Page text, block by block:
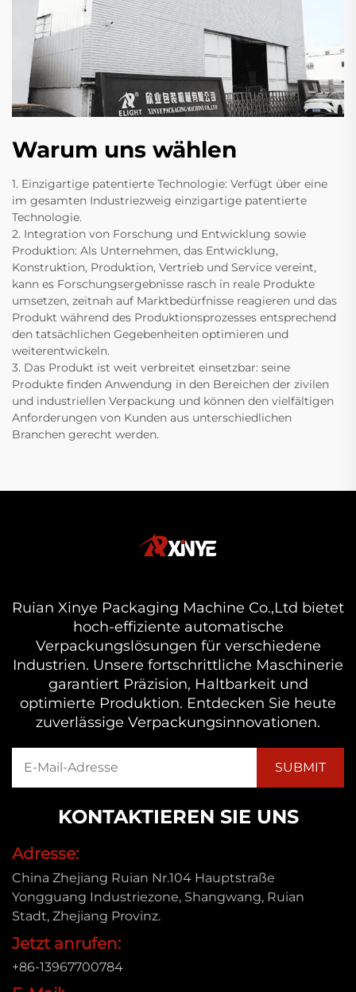
Warum uns wählen
1. Einzigartige patentierte Technologie: Verfügt über eine
im gesamten Industriezweig einzigartige patentierte
Technologie.
2. Integration von Forschung und Entwicklung sowie
Produktion: Als Unternehmen, das Entwicklung,
Konstruktion, Produktion, Vertrieb und Service vereint,
kann es Forschungsergebnisse rasch in reale Produkte
umsetzen, zeitnah auf Marktbedürfnisse reagieren und das
Produkt während des Produktionsprozesses entsprechend
den tatsächlichen Gegebenheiten optimieren und
weiterentwickeln.
3. Das Produkt ist weit verbreitet einsetzbar: seine
Produkte finden Anwendung in den Bereichen der zivilen
und industriellen Verpackung und können den vielfältigen
Anforderungen von Kunden aus unterschiedlichen
Branchen gerecht werden.
Ruian Xinye Packaging Machine Co.,Ltd bietet
hoch-effiziente automatische
Verpackungslösungen für verschiedene
Industrien. Unsere fortschrittliche Maschinerie
garantiert Präzision, Haltbarkeit und
optimierte Produktion. Entdecken Sie heute
zuverlässige Verpackungsinnovationen.
KONTAKTIEREN SIE UNS
Adresse:
China Zhejiang Ruian Nr.104 Hauptstraße
Yongguang Industriezone, Shangwang, Ruian
Stadt, Zhejiang Provinz.
Jetzt anrufen:
+86-13967700784